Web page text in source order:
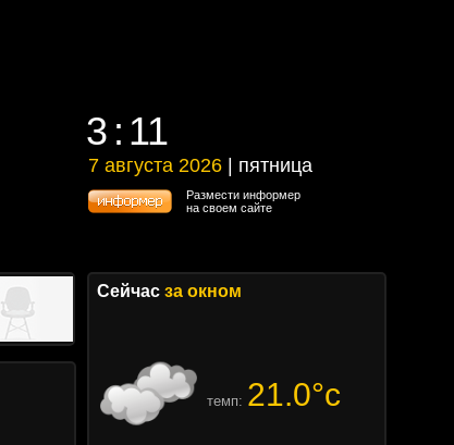
3 : 11
3 : 11
7 августа 2026 | пятница
7 августа 2026 | пятница
Размести информер
на своем сайте
Сейчас за окном
темп: 21.0°c